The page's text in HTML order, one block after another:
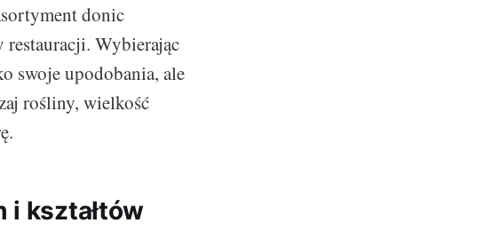
donic
restauracji. Wybierając
swoje upodobania, ale
rośliny, wielkość
i kształtów